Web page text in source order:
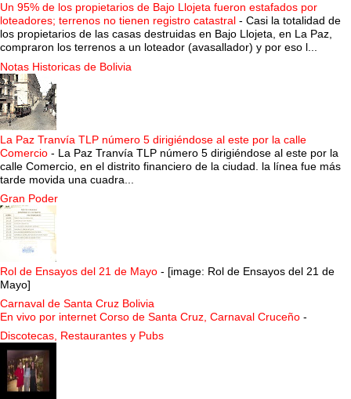
Un 95% de los propietarios de Bajo Llojeta fueron estafados por
loteadores; terrenos no tienen registro catastral - Casi la totalidad de
los propietarios de las casas destruidas en Bajo Llojeta, en La Paz,
compraron los terrenos a un loteador (avasallador) y por eso l...
Notas Historicas de Bolivia
La Paz Tranvía TLP número 5 dirigiéndose al este por la calle
Comercio - La Paz Tranvía TLP número 5 dirigiéndose al este por la
calle Comercio, en el distrito financiero de la ciudad. la línea fue más
tarde movida una cuadra...
Gran Poder
Rol de Ensayos del 21 de Mayo - [image: Rol de Ensayos del 21 de
Mayo]
Carnaval de Santa Cruz Bolivia
En vivo por internet Corso de Santa Cruz, Carnaval Cruceño -
Discotecas, Restaurantes y Pubs